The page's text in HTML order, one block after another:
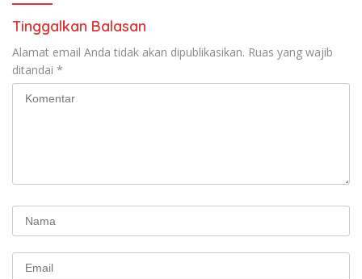
Tinggalkan Balasan
Alamat email Anda tidak akan dipublikasikan. Ruas yang wajib
ditandai *